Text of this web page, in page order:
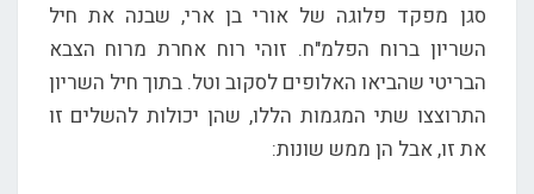
סגן מפקד פלוגה של אורי בן ארי, שבנה את חיל
השריון ברוח הפלמ"ח. זוהי רוח אחרת מרוח הצבא
הבריטי שהביאו האלופים לסקוב וטל. בתוך חיל השריון
התרוצצו שתי המגמות הללו, שהן יכולות להשלים זו
את זו, אבל הן ממש שונות: